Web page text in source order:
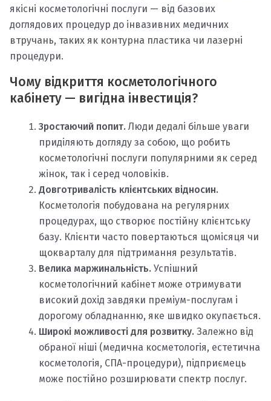
якісні косметологічні послуги — від базових
доглядових процедур до інвазивних медичних
втручань, таких як контурна пластика чи лазерні
процедури.
Чому відкриття косметологічного
кабінету — вигідна інвестиція?
Зростаючий попит. Люди дедалі більше уваги
приділяють догляду за собою, що робить
косметологічні послуги популярними як серед
жінок, так і серед чоловіків.
Довготривалість клієнтських відносин.
Косметологія побудована на регулярних
процедурах, що створює постійну клієнтську
базу. Клієнти часто повертаються щомісяця чи
щокварталу для підтримання результатів.
Велика маржинальність. Успішний
косметологічний кабінет може отримувати
високий дохід завдяки преміум-послугам і
дорогому обладнанню, яке швидко окупається.
Широкі можливості для розвитку. Залежно від
обраної ніші (медична косметологія, естетична
косметологія, СПА-процедури), підприємець
може постійно розширювати спектр послуг.